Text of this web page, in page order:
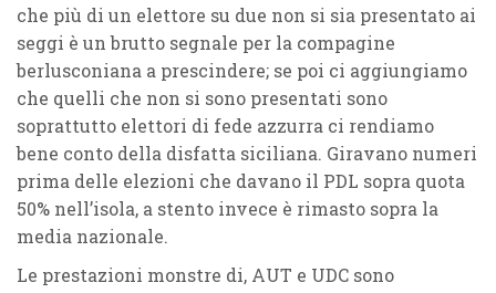
che più di un elettore su due non si sia presentato ai
seggi è un brutto segnale per la compagine
berlusconiana a prescindere; se poi ci aggiungiamo
che quelli che non si sono presentati sono
soprattutto elettori di fede azzurra ci rendiamo
bene conto della disfatta siciliana. Giravano numeri
prima delle elezioni che davano il PDL sopra quota
50% nell’isola, a stento invece è rimasto sopra la
media nazionale.
Le prestazioni monstre di, AUT e UDC sono